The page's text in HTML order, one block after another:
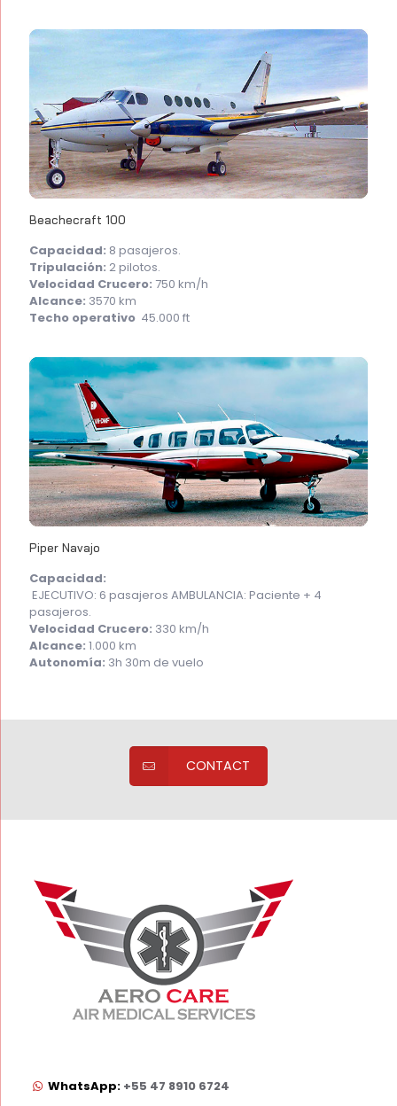
Beachecraft 100
Capacidad: 8 pasajeros.
Tripulación: 2 pilotos.
Velocidad Crucero: 750 km/h
Alcance: 3570 km
Techo operativo 45.000 ft
Piper Navajo
Capacidad:
EJECUTIVO: 6 pasajeros AMBULANCIA: Paciente + 4
pasajeros.
Velocidad Crucero: 330 km/h
Alcance: 1.000 km
Autonomía: 3h 30m de vuelo
CONTACT
WhatsApp: +55 47 8910 6724